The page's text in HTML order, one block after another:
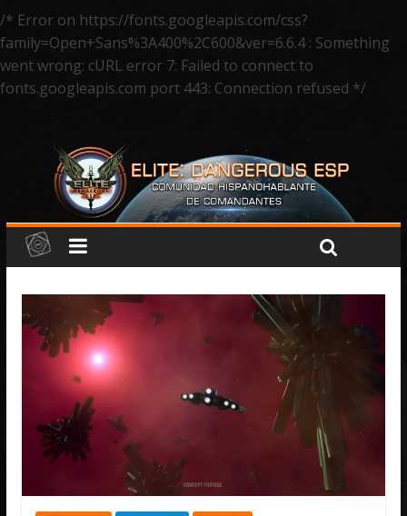
/* Error on https://fonts.googleapis.com/css?
family=Open+Sans%3A400%2C600&ver=6.6.4 : Something
went wrong: cURL error 7: Failed to connect to
fonts.googleapis.com port 443: Connection refused */